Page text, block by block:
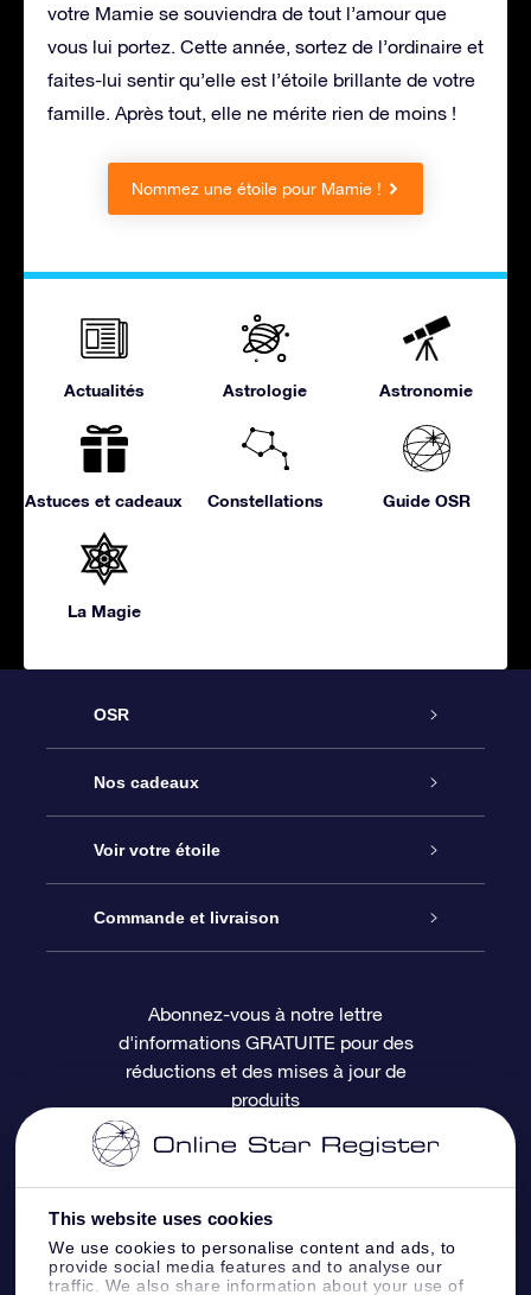
This website uses cookies
We use cookies to personalise content and ads, to
provide social media features and to analyse our
traffic. We also share information about your use of
votre Mamie se souviendra de tout l’amour que
vous lui portez. Cette année, sortez de l’ordinaire et
faites-lui sentir qu’elle est l’étoile brillante de votre
famille. Après tout, elle ne mérite rien de moins !
Nommez une étoile pour Mamie !
Actualités Astrologie Astronomie
Astuces et cadeaux Constellations Guide OSR
La Magie
OSR
Service
À propos de l’OSR
Nous contacter
Questions fréquemment posées
Revues
Nos cadeaux
Cadeau d’étoile en ligne
Coffret cadeau OSR
Carte cadeau OSR
Voir votre étoile
Registre des étoiles
Page d’accueil personnalisée
Appli Voler vers les étoiles
Commande et livraison
Informations de paiement
Informations d’expédition
Politique de retour
Constellations
Abonnez-vous à notre lettre
d'informations GRATUITE pour des
réductions et des mises à jour de
produits